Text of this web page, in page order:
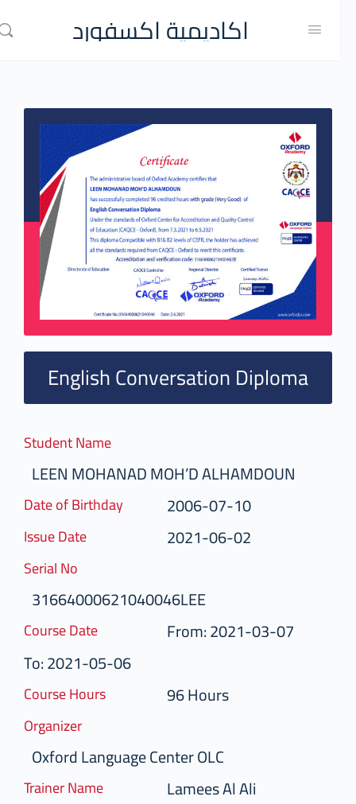
اكاديمية اكسفورد
English Conversation Diploma
Student Name
LEEN MOHANAD MOH’D ALHAMDOUN
Date of Birthday 2006-07-10
Issue Date 2021-06-02
Serial No
31664000621040046LEE
Course Date
From: 2021-03-07
To: 2021-05-06
Course Hours 96 Hours
Organizer
Oxford Language Center OLC
Trainer Name Lamees Al Ali